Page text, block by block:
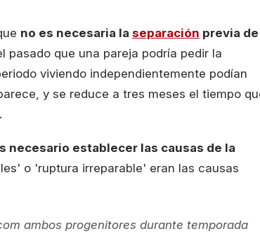
no es necesaria la separación previa de
pasado que una pareja podría pedir la
viviendo independientemente podían
y se reduce a tres meses el tiempo
necesario establecer las causas de la
o 'ruptura irreparable' eran las causas
ambos progenitores durante temporada